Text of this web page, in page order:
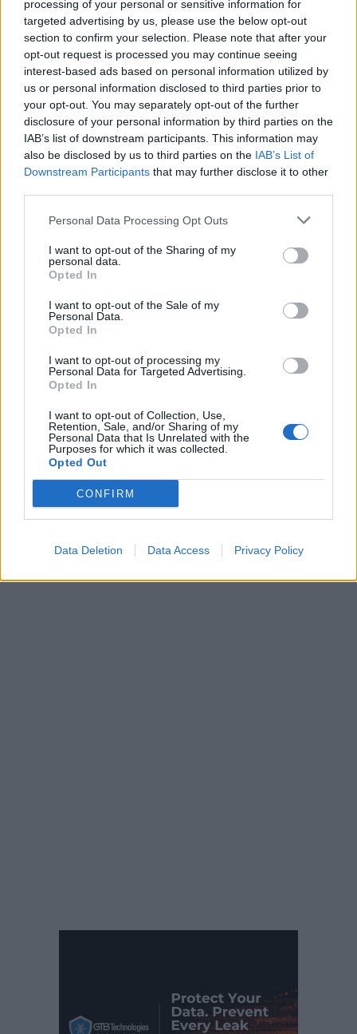
processing of your personal or sensitive information for
targeted advertising by us, please use the below opt-out
section to confirm your selection. Please note that after your
opt-out request is processed you may continue seeing
interest-based ads based on personal information utilized by
us or personal information disclosed to third parties prior to
your opt-out. You may separately opt-out of the further
disclosure of your personal information by third parties on the
IAB’s list of downstream participants. This information may
also be disclosed by us to third parties on the IAB’s List of
Downstream Participants that may further disclose it to other
Personal Data Processing Opt Outs
I want to opt-out of the Sharing of my
personal data.
Opted In
I want to opt-out of the Sale of my
Personal Data.
Opted In
I want to opt-out of processing my
Personal Data for Targeted Advertising.
Opted In
I want to opt-out of Collection, Use,
Retention, Sale, and/or Sharing of my
Personal Data that Is Unrelated with the
Purposes for which it was collected.
Opted Out
CONFIRM
Data Deletion Data Access Privacy Policy